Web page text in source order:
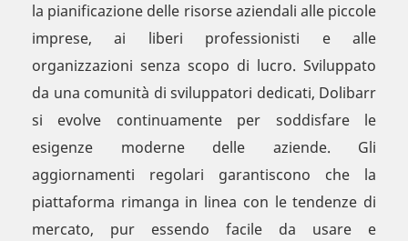
la pianificazione delle risorse aziendali alle piccole
imprese, ai liberi professionisti e alle
organizzazioni senza scopo di lucro. Sviluppato
da una comunità di sviluppatori dedicati, Dolibarr
si evolve continuamente per soddisfare le
esigenze moderne delle aziende. Gli
aggiornamenti regolari garantiscono che la
piattaforma rimanga in linea con le tendenze di
mercato, pur essendo facile da usare e